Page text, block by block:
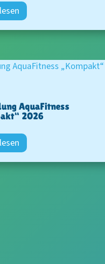
AquaFitness
2026